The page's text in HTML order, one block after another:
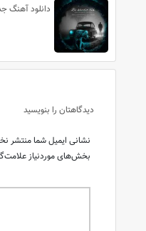
دانلود آهنگ
دیدگاهتان را بنویسید
نشانی ایمیل شما منتشر
بخش‌های موردنیاز